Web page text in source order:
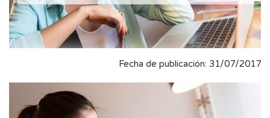
Fecha de publicación: 31/07/2017